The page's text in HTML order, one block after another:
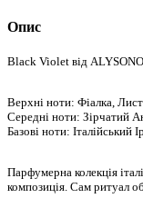
Опис
Black Violet від
Верхні ноти: Фіалка,
Cередні ноти: Зірчатий
Базові ноти:
Парфумерна колекція
композиція. Сам ритуал